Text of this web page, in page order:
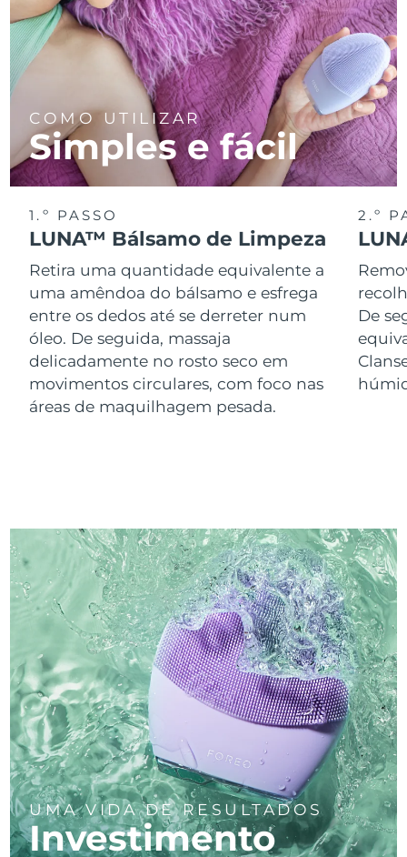
COMO UTILIZAR
Simples e fácil
1.º PASSO
LUNA™ Bálsamo de Limpeza
Retira uma quantidade equivalente a
uma amêndoa do bálsamo e esfrega
entre os dedos até se derreter num
óleo. De seguida, massaja
delicadamente no rosto seco em
movimentos circulares, com foco nas
áreas de maquilhagem pesada.
2.º
De
UMA VIDA DE RESULTADOS
Investimento